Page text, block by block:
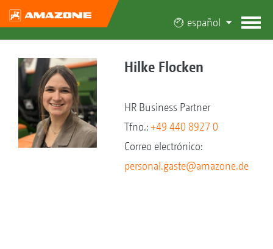
español
Hilke Flocken
HR Business Partner
Tfno.:+49 440 8927 0
Correo electrónico:
personal.gaste@amazone.de